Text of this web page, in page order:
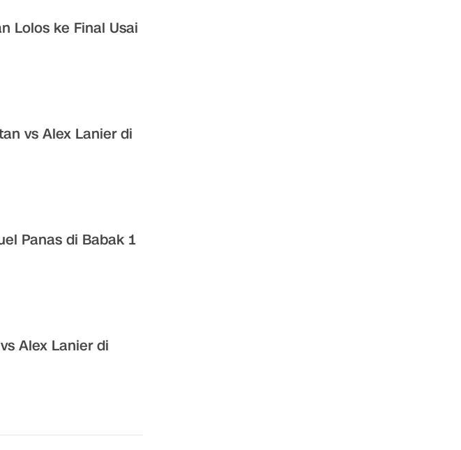
Lolos ke Final Usai
vs Alex Lanier di
Panas di Babak 1
Alex Lanier di